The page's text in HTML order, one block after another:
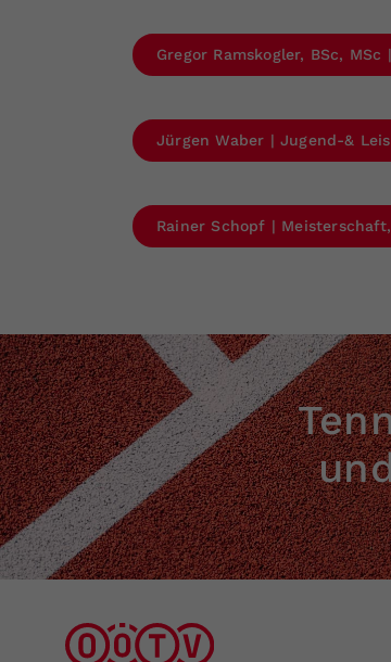
Gregor Ramskogler, BSc,
Jürgen Waber | Jugend-&
Rainer Schopf |